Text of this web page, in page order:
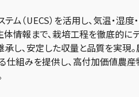
ム（UECS）を活用し、気温・湿
情報まで、栽培工程を徹底的に
承し、安定した収量と品質を実現
仕組みを提供し、高付加価値農産